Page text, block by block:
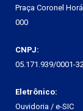
Praça Coronel
000
CNPJ:
05.171.939/0001-32
Eletrônico:
Ouvidoria / e-SIC